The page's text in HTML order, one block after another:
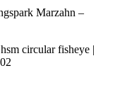
Marzahn –
circular fisheye |